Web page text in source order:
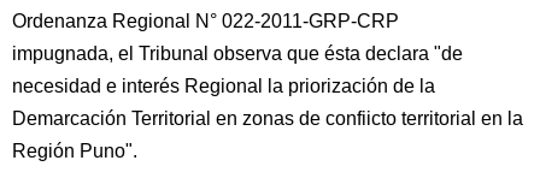
Ordenanza Regional N° 022-2011-GRP-CRP
impugnada, el Tribunal observa que ésta declara "de
necesidad e interés Regional la priorización de la
Demarcación Territorial en zonas de confiicto territorial en la
Región Puno".